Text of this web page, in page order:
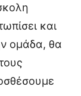
και
ομάδα, θα